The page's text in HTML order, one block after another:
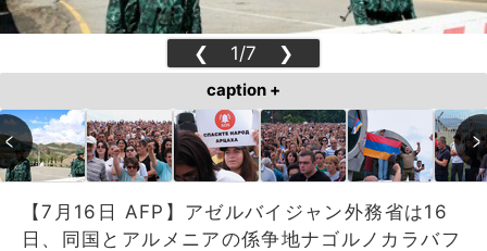
❮ 1/7 ❯
caption +
【7月16日 AFP】アゼルバイジャン外務省は16
日、同国とアルメニアの係争地ナゴルノカラバフ